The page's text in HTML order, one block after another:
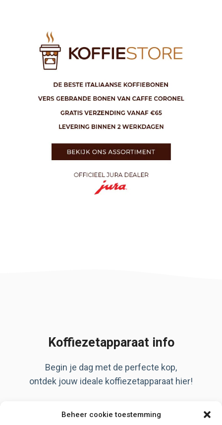
Beheer cookie toestemming
Koffiezetapparaat info
Begin je dag met de perfecte kop,
ontdek jouw ideale koffiezetapparaat hier!